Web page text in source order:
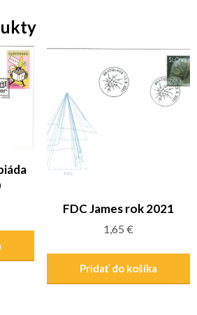
FDC James rok 2021
1,65 €
Pridať do košíka